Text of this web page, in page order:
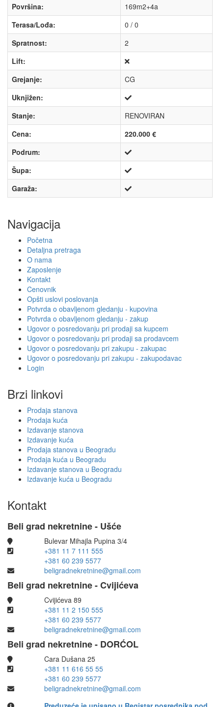
Površina:
169m2+4a
Terasa/Lođa:
0 / 0
Spratnost:
2
Lift:
Grejanje:
CG
Uknjižen:
Stanje:
RENOVIRAN
Cena:
220.000 €
Podrum:
Šupa:
Garaža:
Navigacija
Početna
Detaljna pretraga
O nama
Zaposlenje
Kontakt
Cenovnik
Opšti uslovi poslovanja
Potvrda o obavljenom gledanju - kupovina
Potvrda o obavljenom gledanju - zakup
Ugovor o posredovanju pri prodaji sa kupcem
Ugovor o posredovanju pri prodaji sa prodavcem
Ugovor o posredovanju pri zakupu - zakupac
Ugovor o posredovanju pri zakupu - zakupodavac
Login
Brzi linkovi
Prodaja stanova
Prodaja kuća
Izdavanje stanova
Izdavanje kuća
Prodaja stanova u Beogradu
Prodaja kuća u Beogradu
Izdavanje stanova u Beogradu
Izdavanje kuća u Beogradu
Kontakt
Beli grad nekretnine - Ušće
Bulevar Mihajla Pupina 3/4
+381 11 7 111 555
+381 60 239 5577
beligradnekretnine@gmail.com
Beli grad nekretnine - Cvijićeva
Cvijićeva 89
+381 11 2 150 555
+381 60 239 5577
beligradnekretnine@gmail.com
Beli grad nekretnine - DORĆOL
Cara Dušana 25
+381 11 616 55 55
+381 60 239 5577
beligradnekretnine@gmail.com